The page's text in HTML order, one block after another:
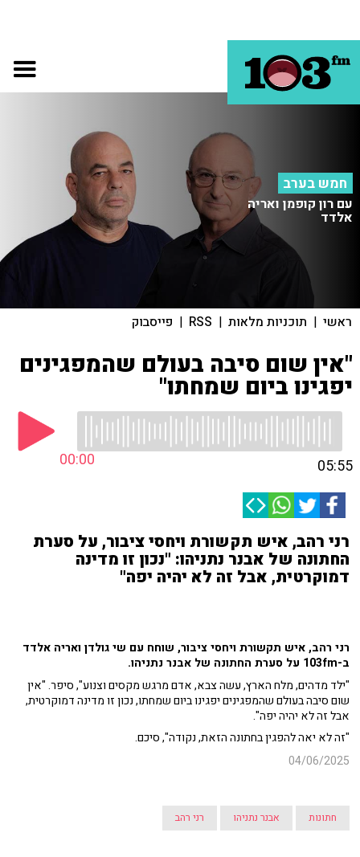
חמש בערב
עם רון קופמן ואריה
אלדד
ראשי | תוכניות מלאות |
RSS
| פייסבוק
"אין שום סיבה בעולם שהמפגינים
יפגינו ביום שמחתו"
00:00 05:55
רני רהב, איש תקשורת ויחסי ציבור, על סערת
החתונה של אבנר נתניהו: "נכון זו מדינה
דמוקרטית, אבל זה לא יהיה יפה"
רני רהב, איש תקשורת ויחסי ציבור, שוחח עם שי גולדן ואריה אלדד
ב-103fm על סערת החתונה של אבנר נתניהו.
"ילד מדהים, מלח הארץ, עשה צבא, אדם מרגש מקסים וצנוע", סיפר. "אין
שום סיבה בעולם שהמפגינים יפגינו ביום שמחתו, נכון זו מדינה דמוקרטית,
אבל זה לא יהיה יפה".
"זה לא יאה להפגין בחתונה הזאת, נקודה", סיכם.
04/06/2025
חתונות אבנר נתניהו רני רהב